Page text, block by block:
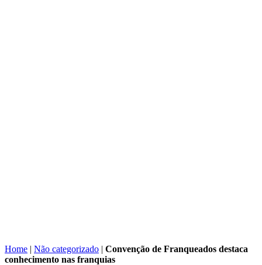
Home | Não categorizado | Convenção de Franqueados destaca
conhecimento nas franquias